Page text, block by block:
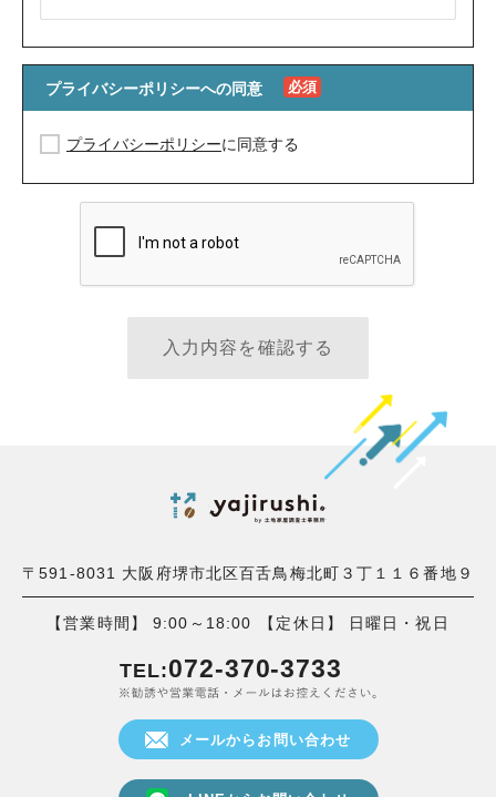
プライバシーポリシーへの同意 必須
プライバシーポリシーに同意する
〒591-8031 大阪府堺市北区百舌鳥梅北町３丁１１６番地９
【営業時間】 9:00～18:00 【定休日】 日曜日・祝日
TEL:072-370-3733
メールからお問い合わせ